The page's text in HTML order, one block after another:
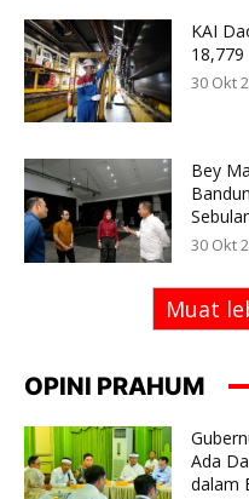
KAI
30 Okt
Bey
30 Okt
Muat
OPINI PRAHUM
Ada
dalam